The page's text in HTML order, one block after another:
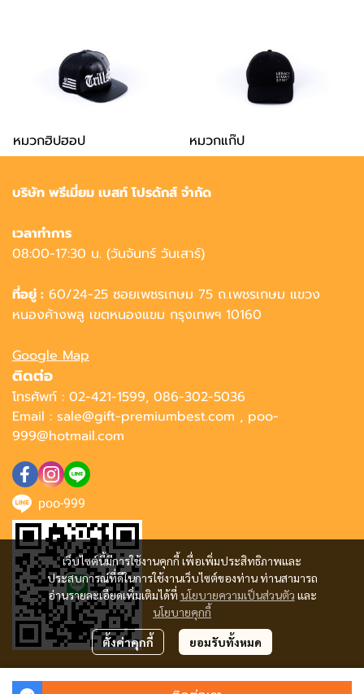
หมวกฮิปฮอป หมวกแก๊ป
เว็บไซต์นี้มีการใช้งานคุกกี้ เพื่อเพิ่มประสิทธิภาพและ
ประสบการณ์ที่ดีในการใช้งานเว็บไซต์ของท่าน ท่านสามารถ
อ่านรายละเอียดเพิ่มเติมได้ที่ นโยบายความเป็นส่วนตัว และ
นโยบายคุกกี้
ตั้งค่าคุกกี้ ยอมรับทั้งหมด
บริษัท พรีเมี่ยม เบสท์ โปรดักส์ จำกัด
เวลาทำการ
08:00-17:30 น. (วันจันทร์ วันเสาร์)
ที่อยู่ : 60/24-25 ซอยเพชรเกษม 75 ถ.เพชรเกษม แขวง
หนองค้างพลู เขตหนองแขม กรุงเทพฯ 10160
Google Map
ติดต่อ
โทรศัพท์ : 02-421-1599, 086-302-5036
Email : sale@gift-premiumbest.com , poo-
999@hotmail.com
poo-999
Copyright | All Rights Reserved | Powered by MWE